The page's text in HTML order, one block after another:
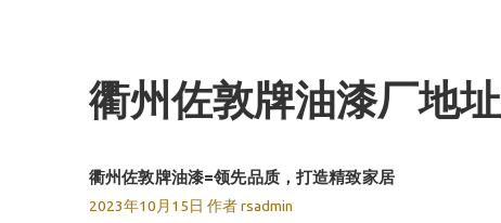
衢州佐敦牌油漆厂地址
衢州佐敦牌油漆=领先品质，打造精致家居
2023年10月15日 作者rsadmin